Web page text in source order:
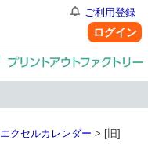
ご利用登録
ログイン
エクセルカレンダー > [旧]